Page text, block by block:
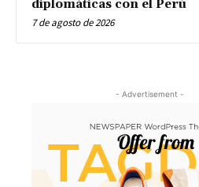
diplomáticas con el Perú
7 de agosto de 2026
- Advertisement -